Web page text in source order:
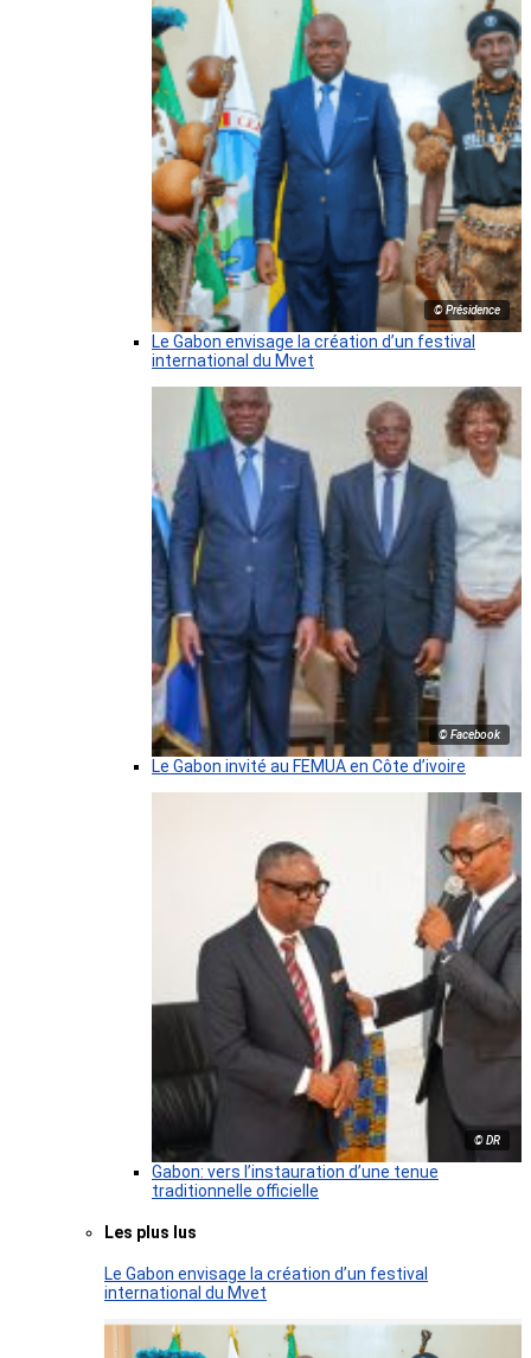
© Présidence
Le Gabon envisage la création d’un festival
international du Mvet
© Facebook
Le Gabon invité au FEMUA en Côte d’ivoire
© DR
Gabon: vers l’instauration d’une tenue
traditionnelle officielle
Les plus lus
Le Gabon envisage la création d’un festival
international du Mvet